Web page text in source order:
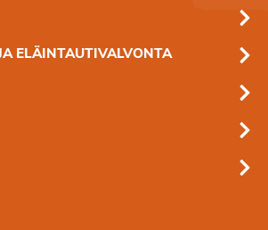
ELÄINTAUTIVALVONTA